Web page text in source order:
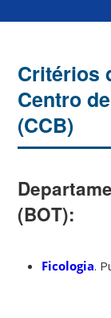
Critérios
Centro
(CCB)
(BOT):
Ficologia.